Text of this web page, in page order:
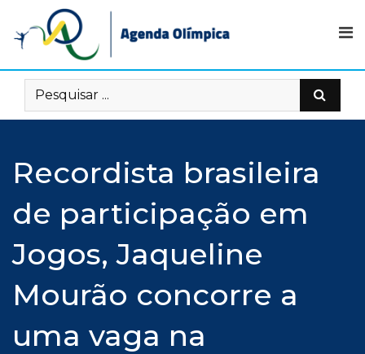
content
Recordista brasileira
de participação em
Jogos, Jaqueline
Mourão concorre a
uma vaga na